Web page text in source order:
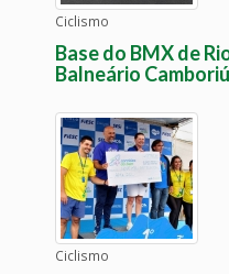
Ciclismo
Base do BMX de
Balneário Camboriú
Ciclismo